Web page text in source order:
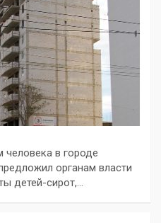
в городе
органам власти
детей-сирот,…